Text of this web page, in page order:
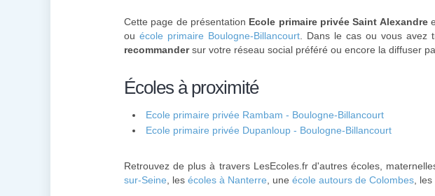
Cette page de présentation Ecole primaire privée Saint Alexandre
ou école primaire Boulogne-Billancourt . Dans le cas ou vous
recommandersur votre réseau social préféré ou encore la diffuser
Écoles à proximité
Ecole primaire privée Rambam - Boulogne-Billancourt
Ecole primaire privée Dupanloup - Boulogne-Billancourt
Retrouvez de plus à travers LesEcoles.fr d'autres écoles,
sur-Seine , les écoles à Nanterre , une école autours de Colombes , les